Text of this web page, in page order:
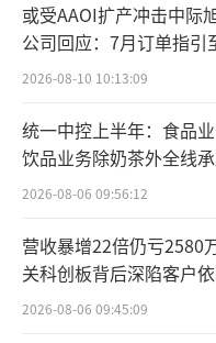
新诺威原本主
销，为全球生产规
队。“更名”不仅
更成为石药集团战
号已然很明显了
威身上。
光有战略框架
或受AAOI扩产冲击中际
公司回应：7月订单指引
2026-08-10 10:13:09
统一中控上半年：食品业
饮品业务除奶茶外全线
2026-08-06 09:56:12
营收暴增22倍仍亏2580
关科创板背后深陷客户
困局
2026-08-06 09:45:09